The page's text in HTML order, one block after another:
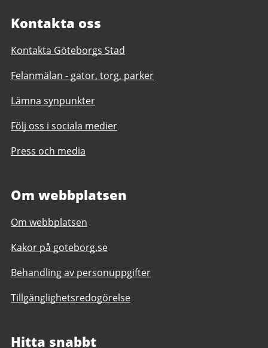
Kontakta oss
Kontakta Göteborgs Stad
Felanmälan - gator, torg, parker
Lämna synpunkter
Följ oss i sociala medier
Press och media
Om webbplatsen
Om webbplatsen
Kakor på goteborg.se
Behandling av personuppgifter
Tillgänglighetsredogörelse
Hitta snabbt